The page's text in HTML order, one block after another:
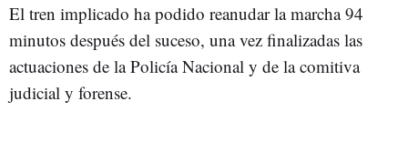
El tren implicado ha podido reanudar la marcha 94
minutos después del suceso, una vez finalizadas las
actuaciones de la Policía Nacional y de la comitiva
judicial y forense.